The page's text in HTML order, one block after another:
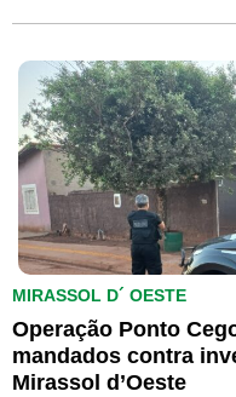
MIRASSOL D´ OESTE
Operação Ponto
mandados contra
Mirassol d’Oeste